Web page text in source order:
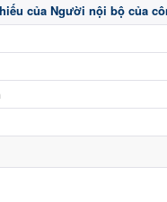
của Người nội bộ của